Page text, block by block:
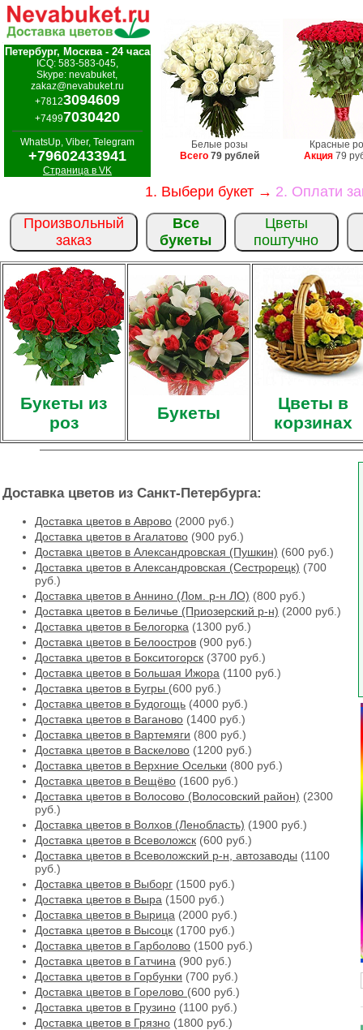
Петербург, Москва - 24 часа
ICQ: 583-583-045,
Skype: nevabuket,
zakaz@nevabuket.ru
+78123094609
+74997030420
WhatsUp, Viber, Telegram
+79602433941
Страница в VK
Белые розы
Всего 79 рублей
Красные
Акция 79
1. Выбери букет → 2. Оплати
Произвольный
заказ
Все
букеты
Цветы
поштучно
Букеты из
роз
Букеты
Цветы в
корзинах
Доставка цветов из Санкт-Петербурга:
Доставка цветов в Аврово (2000 руб.)
Доставка цветов в Агалатово (900 руб.)
Доставка цветов в Александровская (Пушкин) (600 руб.)
Доставка цветов в Александровская (Сестрорецк) (700
руб.)
Доставка цветов в Аннино (Лом. р-н ЛО) (800 руб.)
Доставка цветов в Беличье (Приозерский р-н) (2000 руб.)
Доставка цветов в Белогорка (1300 руб.)
Доставка цветов в Белоостров (900 руб.)
Доставка цветов в Бокситогорск (3700 руб.)
Доставка цветов в Большая Ижора (1100 руб.)
Доставка цветов в Бугры (600 руб.)
Доставка цветов в Будогощь (4000 руб.)
Доставка цветов в Ваганово (1400 руб.)
Доставка цветов в Вартемяги (800 руб.)
Доставка цветов в Васкелово (1200 руб.)
Доставка цветов в Верхние Осельки (800 руб.)
Доставка цветов в Вещёво (1600 руб.)
Доставка цветов в Волосово (Волосовский район) (2300
руб.)
Доставка цветов в Волхов (Ленобласть) (1900 руб.)
Доставка цветов в Всеволожск (600 руб.)
Доставка цветов в Всеволожский р-н, автозаводы (1100
руб.)
Доставка цветов в Выборг (1500 руб.)
Доставка цветов в Выра (1500 руб.)
Доставка цветов в Вырица (2000 руб.)
Доставка цветов в Высоцк (1700 руб.)
Доставка цветов в Гарболово (1500 руб.)
Доставка цветов в Гатчина (900 руб.)
Доставка цветов в Горбунки (700 руб.)
Доставка цветов в Горелово (600 руб.)
Доставка цветов в Грузино (1100 руб.)
Доставка цветов в Грязно (1800 руб.)